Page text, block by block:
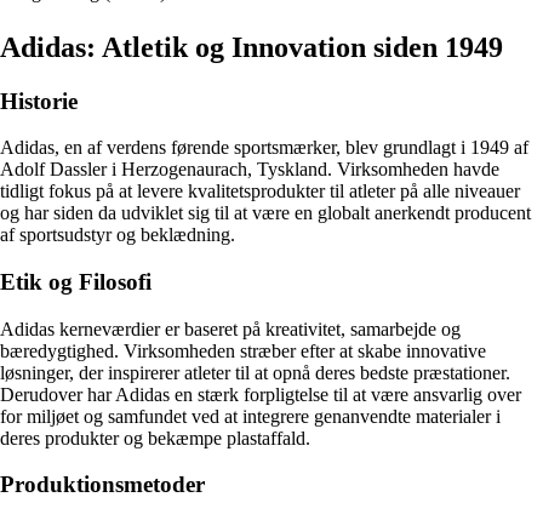
Adidas: Atletik og Innovation siden 1949
Historie
Adidas, en af verdens førende sportsmærker, blev grundlagt i 1949 af
Adolf Dassler i Herzogenaurach, Tyskland. Virksomheden havde
tidligt fokus på at levere kvalitetsprodukter til atleter på alle niveauer
og har siden da udviklet sig til at være en globalt anerkendt producent
af sportsudstyr og beklædning.
Etik og Filosofi
Adidas kerneværdier er baseret på kreativitet, samarbejde og
bæredygtighed. Virksomheden stræber efter at skabe innovative
løsninger, der inspirerer atleter til at opnå deres bedste præstationer.
Derudover har Adidas en stærk forpligtelse til at være ansvarlig over
for miljøet og samfundet ved at integrere genanvendte materialer i
deres produkter og bekæmpe plastaffald.
Produktionsmetoder